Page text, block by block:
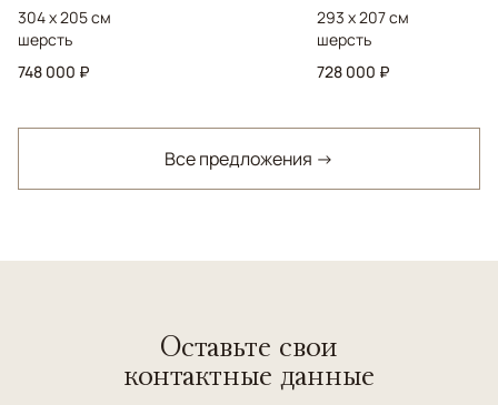
304 x 205 см
шерсть
748 000 ₽
293 x 207 см
шерсть
728 000 ₽
Все предложения →
Оставьте свои
контактные данные